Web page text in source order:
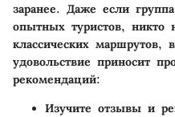
заранее. Даже если
опытных туристов, никто
классических маршрутов,
удовольствие приносит
рекомендаций:
Изучите отзывы и